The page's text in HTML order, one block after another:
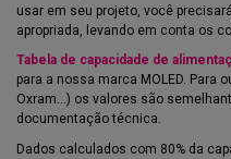
usar em seu projeto, você
apropriada, levando em conta os
Tabela de capacidade de
para a nossa marca MOLED. Para
Oxram...) os valores são
documentação técnica.
Dados calculados com 80% da